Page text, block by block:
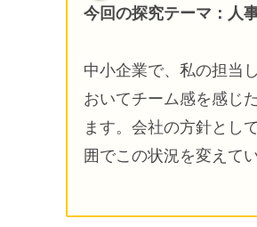
今回の探究テーマ ：人
中小企業で、私の担当
おいてチーム感を感じ
ます。会社の方針とし
囲でこの状況を変えて